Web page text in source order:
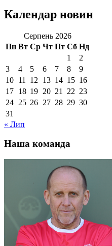
Календар новин
Серпень 2026
Пн Вт Ср Чт Пт Сб Нд
1
2
3
4 5 6 7 8
9
10 11 12 13 14 15 16
17 18 19 20 21 22 23
24 25 26 27 28 29 30
31
« Лип
Наша команда